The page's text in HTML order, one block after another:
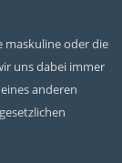
maskuline oder die
uns dabei immer
anderen